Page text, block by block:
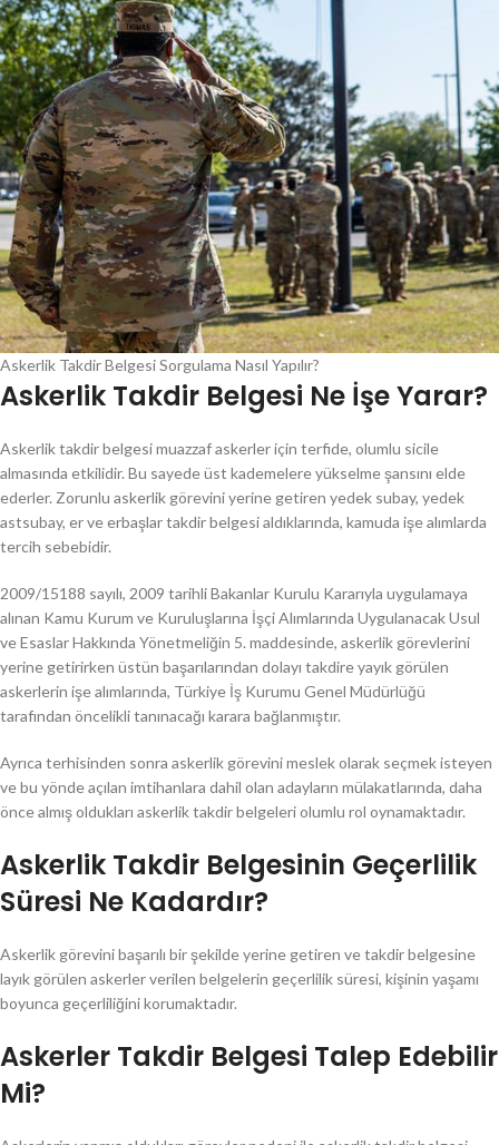
Askerlik Takdir Belgesi Sorgulama Nasıl Yapılır?
Askerlik Takdir Belgesi Ne İşe Yarar?
Askerlik takdir belgesi muazzaf askerler için terfide, olumlu sicile
almasında etkilidir. Bu sayede üst kademelere yükselme şansını elde
ederler. Zorunlu askerlik görevini yerine getiren yedek subay, yedek
astsubay, er ve erbaşlar takdir belgesi aldıklarında, kamuda işe alımlarda
tercih sebebidir.
2009/15188 sayılı, 2009 tarihli Bakanlar Kurulu Kararıyla uygulamaya
alınan Kamu Kurum ve Kuruluşlarına İşçi Alımlarında Uygulanacak Usul
ve Esaslar Hakkında Yönetmeliğin 5. maddesinde, askerlik görevlerini
yerine getirirken üstün başarılarından dolayı takdire yayık görülen
askerlerin işe alımlarında, Türkiye İş Kurumu Genel Müdürlüğü
tarafından öncelikli tanınacağı karara bağlanmıştır.
Ayrıca terhisinden sonra askerlik görevini meslek olarak seçmek isteyen
ve bu yönde açılan imtihanlara dahil olan adayların mülakatlarında, daha
önce almış oldukları askerlik takdir belgeleri olumlu rol oynamaktadır.
Askerlik Takdir Belgesinin Geçerlilik
Süresi Ne Kadardır?
Askerlik görevini başarılı bir şekilde yerine getiren ve takdir belgesine
layık görülen askerler verilen belgelerin geçerlilik süresi, kişinin yaşamı
boyunca geçerliliğini korumaktadır.
Askerler Takdir Belgesi Talep Edebilir
Mi?